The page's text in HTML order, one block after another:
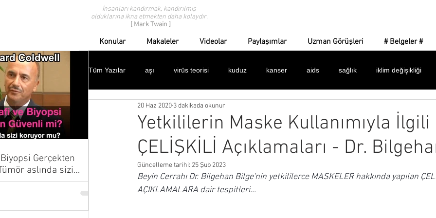
İnsanları kandırmak, kandırılmış
olduklarına ikna etmekten daha kolaydır.
[ Mark Twain ]
Konular Makaleler Videolar Paylaşımlar Uzman Görüşleri # Belgeler #
Tüm Yazılar aşı virüs teorisi kuduz kanser aids sağlık iklim değişikliği
modern tıp eleştirisi geçmişten işaretler
ispanyol gribi domuz gribi dünya sağlık örgütü bulaşıcılık ilaçlar maske
protestolar davalar istatistikler
Yetkililerin Maske Kullanımıyla İlgili
ÇELİŞKİLİ Açıklamaları - Dr.
20 Haz 2020 3 dakikada okunur
Güncelleme tarihi: 25 Şub 2023
Beyin Cerrahı Dr. Bilgehan Bilge'nin yetkililerce MASKELER hakkında yapılan
AÇIKLAMALARA dair tespitleri...
Gerçekten